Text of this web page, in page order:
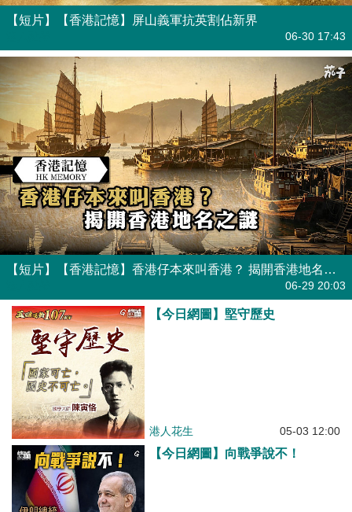
【短片】【香港記憶】屏山義軍抗英割佔新界
06-30 17:43
【短片】【香港記憶】香港仔本來叫香港？ 揭開香港地名之謎
06-29 20:03
【今日網圖】堅守歷史
港人花生 05-03 12:00
【今日網圖】向戰爭說不！